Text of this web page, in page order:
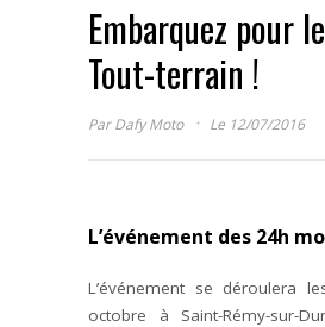
Embarquez pour
Tout-terrain !
ParDafy Moto · Le 12/07/2016
L’événement des 24h
L’événement se déroulera
octobre à Saint-Rémy-sur-